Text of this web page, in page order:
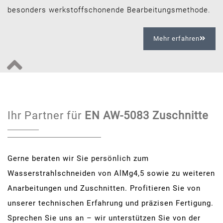
besonders werkstoffschonende Bearbeitungsmethode.
Mehr erfahren
Ihr Partner für EN AW-5083 Zuschnitte
Gerne beraten wir Sie persönlich zum
Wasserstrahlschneiden von AlMg4,5 sowie zu weiteren
Anarbeitungen und Zuschnitten. Profitieren Sie von
unserer technischen Erfahrung und präzisen Fertigung.
Sprechen Sie uns an – wir unterstützen Sie von der